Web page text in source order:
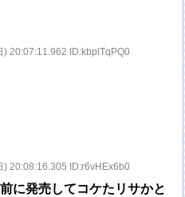
) 20:07:11.962 ID:kbplTqPQ0
) 20:08:16.305 ID:r6vHEx6b0
に発売してコケたリサかと